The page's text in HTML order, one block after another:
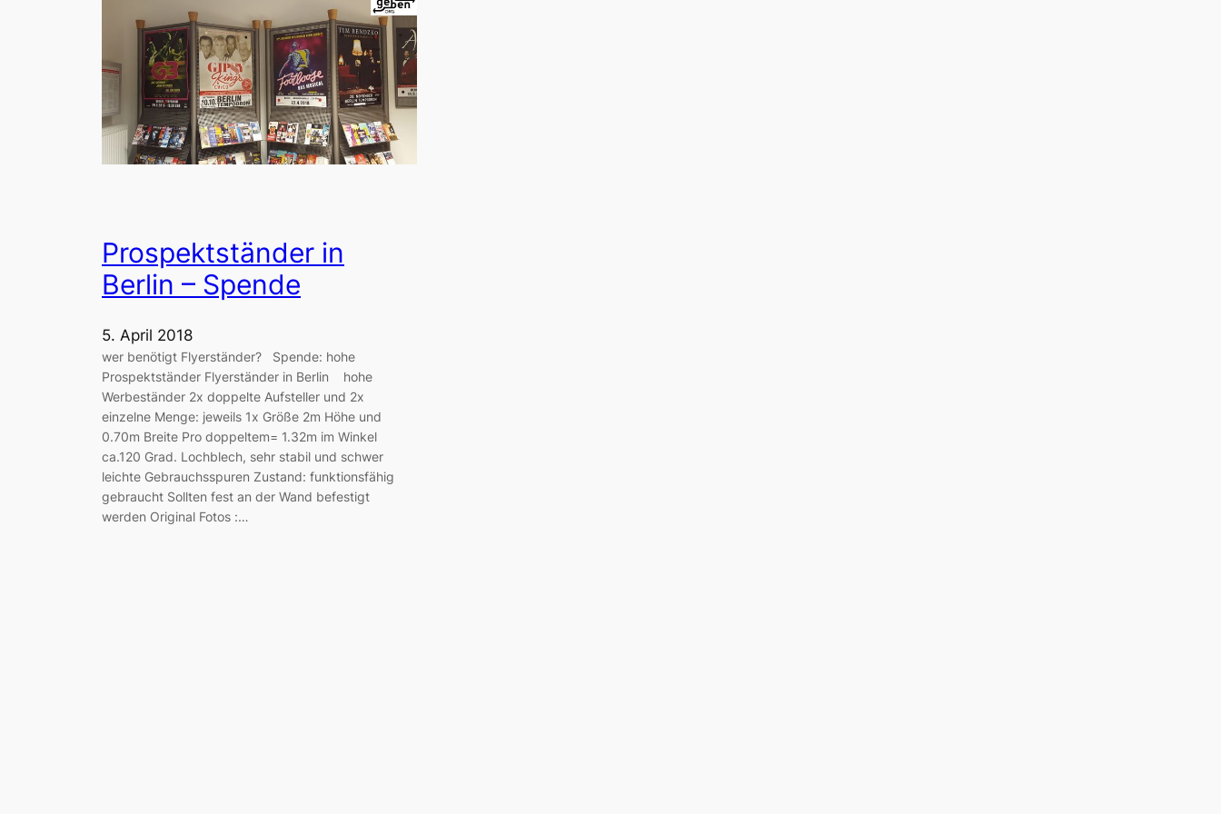
Prospektständer in
Berlin – Spende
5. April 2018
wer benötigt Flyerständer? Spende: hohe
Prospektständer Flyerständer in Berlin hohe
Werbeständer 2x doppelte Aufsteller und 2x
einzelne Menge: jeweils 1x Größe 2m Höhe und
0.70m Breite Pro doppeltem= 1.32m im Winkel
ca.120 Grad. Lochblech, sehr stabil und schwer
leichte Gebrauchsspuren Zustand: funktionsfähig
gebraucht Sollten fest an der Wand befestigt
werden Original Fotos :…